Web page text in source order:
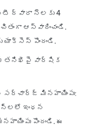
ద్వారా నెలకు 4
ఆస్వాదించండి.
పొందండి.
తనిఖీపై వార్షిక
సర్‌చార్జ్ మినహాయింపు:
ఇంధన
పొందండి. ఈ